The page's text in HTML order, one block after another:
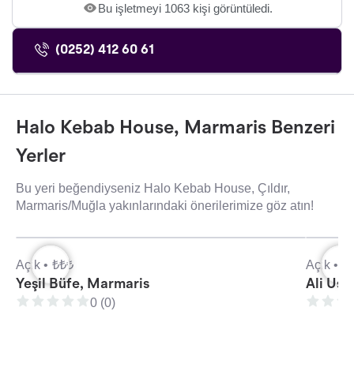
Bu işletmeyi 1063 kişi görüntüledi.
(0252) 412 60 61
Halo Kebab House, Marmaris Benzeri
Yerler
Bu yeri beğendiyseniz Halo Kebab House, Çıldır,
Marmaris/Muğla yakınlarındaki önerilerimize göz atın!
Açık • ₺₺₺
Yeşil Büfe, Marmaris
0 (0)
Açık •
Ali